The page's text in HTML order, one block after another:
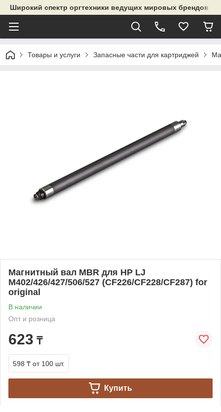
Широкий спектр оргтехники ведущих мировых брендов и
Товары и услуги Запасные части для картриджей
Магнитный вал MBR для HP LJ
M402/426/427/506/527 (CF226/CF228/CF287) for
original
В наличии
Опт и розница
623 ₸
598 ₸ от 100 шт.
Купить